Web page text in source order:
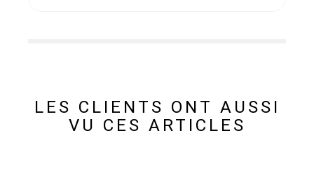
LES CLIENTS ONT AUSSI
VU CES ARTICLES